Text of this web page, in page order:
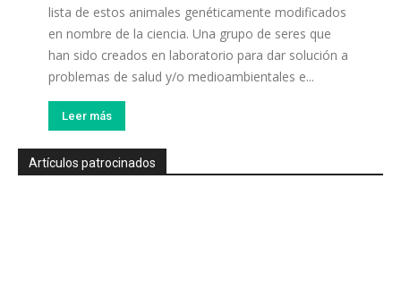
lista de estos animales genéticamente modificados
en nombre de la ciencia. Una grupo de seres que
han sido creados en laboratorio para dar solución a
problemas de salud y/o medioambientales e...
Leer más
Artículos patrocinados